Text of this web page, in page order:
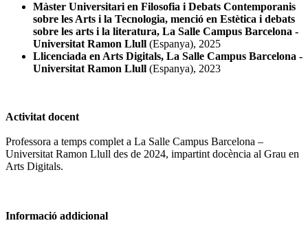
Màster Universitari en Filosofia i Debats Contemporanis
sobre les Arts i la Tecnologia, menció en Estètica i debats
sobre les arts i la literatura, La Salle Campus Barcelona -
Universitat Ramon Llull (Espanya), 2025
Llicenciada en Arts Digitals, La Salle Campus Barcelona -
Universitat Ramon Llull (Espanya), 2023
Activitat docent
Professora a temps complet a La Salle Campus Barcelona –
Universitat Ramon Llull des de 2024, impartint docència al Grau en
Arts Digitals.
Informació addicional